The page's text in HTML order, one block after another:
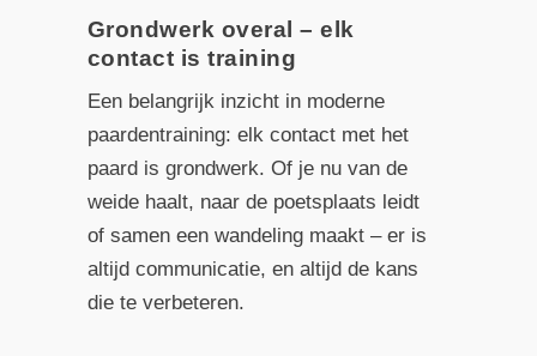
Grondwerk overal – elk
contact is training
Een belangrijk inzicht in moderne
paardentraining: elk contact met het
paard is grondwerk. Of je nu van de
weide haalt, naar de poetsplaats leidt
of samen een wandeling maakt – er is
altijd communicatie, en altijd de kans
die te verbeteren.